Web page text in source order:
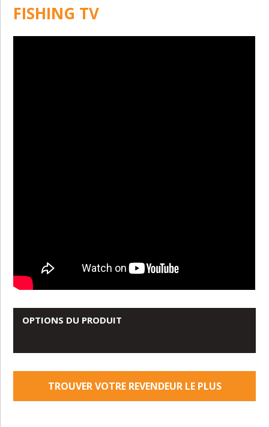
FISHING TV
OPTIONS DU PRODUIT
TROUVER VOTRE REVENDEUR LE PLUS